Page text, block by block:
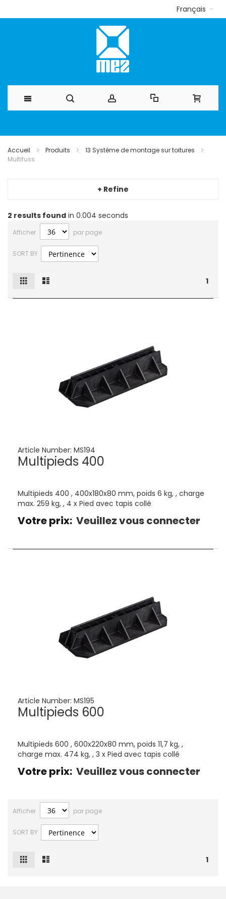
Français
contenu
Accueil Produits
13 Système de montage sur toitures
Multifuss
+ Refine
2 results found in 0.004 seconds
Afficher par page
SORT BY
1
Afficher
en
Grille
Article Number: MS194
Multipieds 400
Multipieds 400 , 400x180x80 mm, poids 6 kg, , charge
max. 259 kg, , 4 x Pied avec tapis collé
Votre prix: Veuillez vous connecter
Article Number: MS195
Multipieds 600
Multipieds 600 , 600x220x80 mm, poids 11,7 kg, ,
charge max. 474 kg, , 3 x Pied avec tapis collé
Votre prix: Veuillez vous connecter
Afficher par page
SORT BY
1
Afficher
Grille